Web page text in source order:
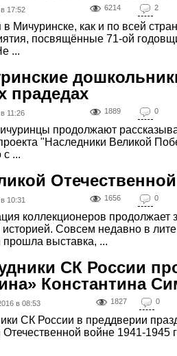
17:52 6214 2
в Мичуринске, как и по всей
посвящённые 71-ой
...
прадедах
11:26 1889 0
продолжают
"Наследники Великой
с ...
10:31 1656 0
коллекционеров продолжает
Совсем недавно в
прошла выставка, ...
СК России
Константина
в 08:53 1827 0
СК России в преддверии
Отечественной войне 1941-1945